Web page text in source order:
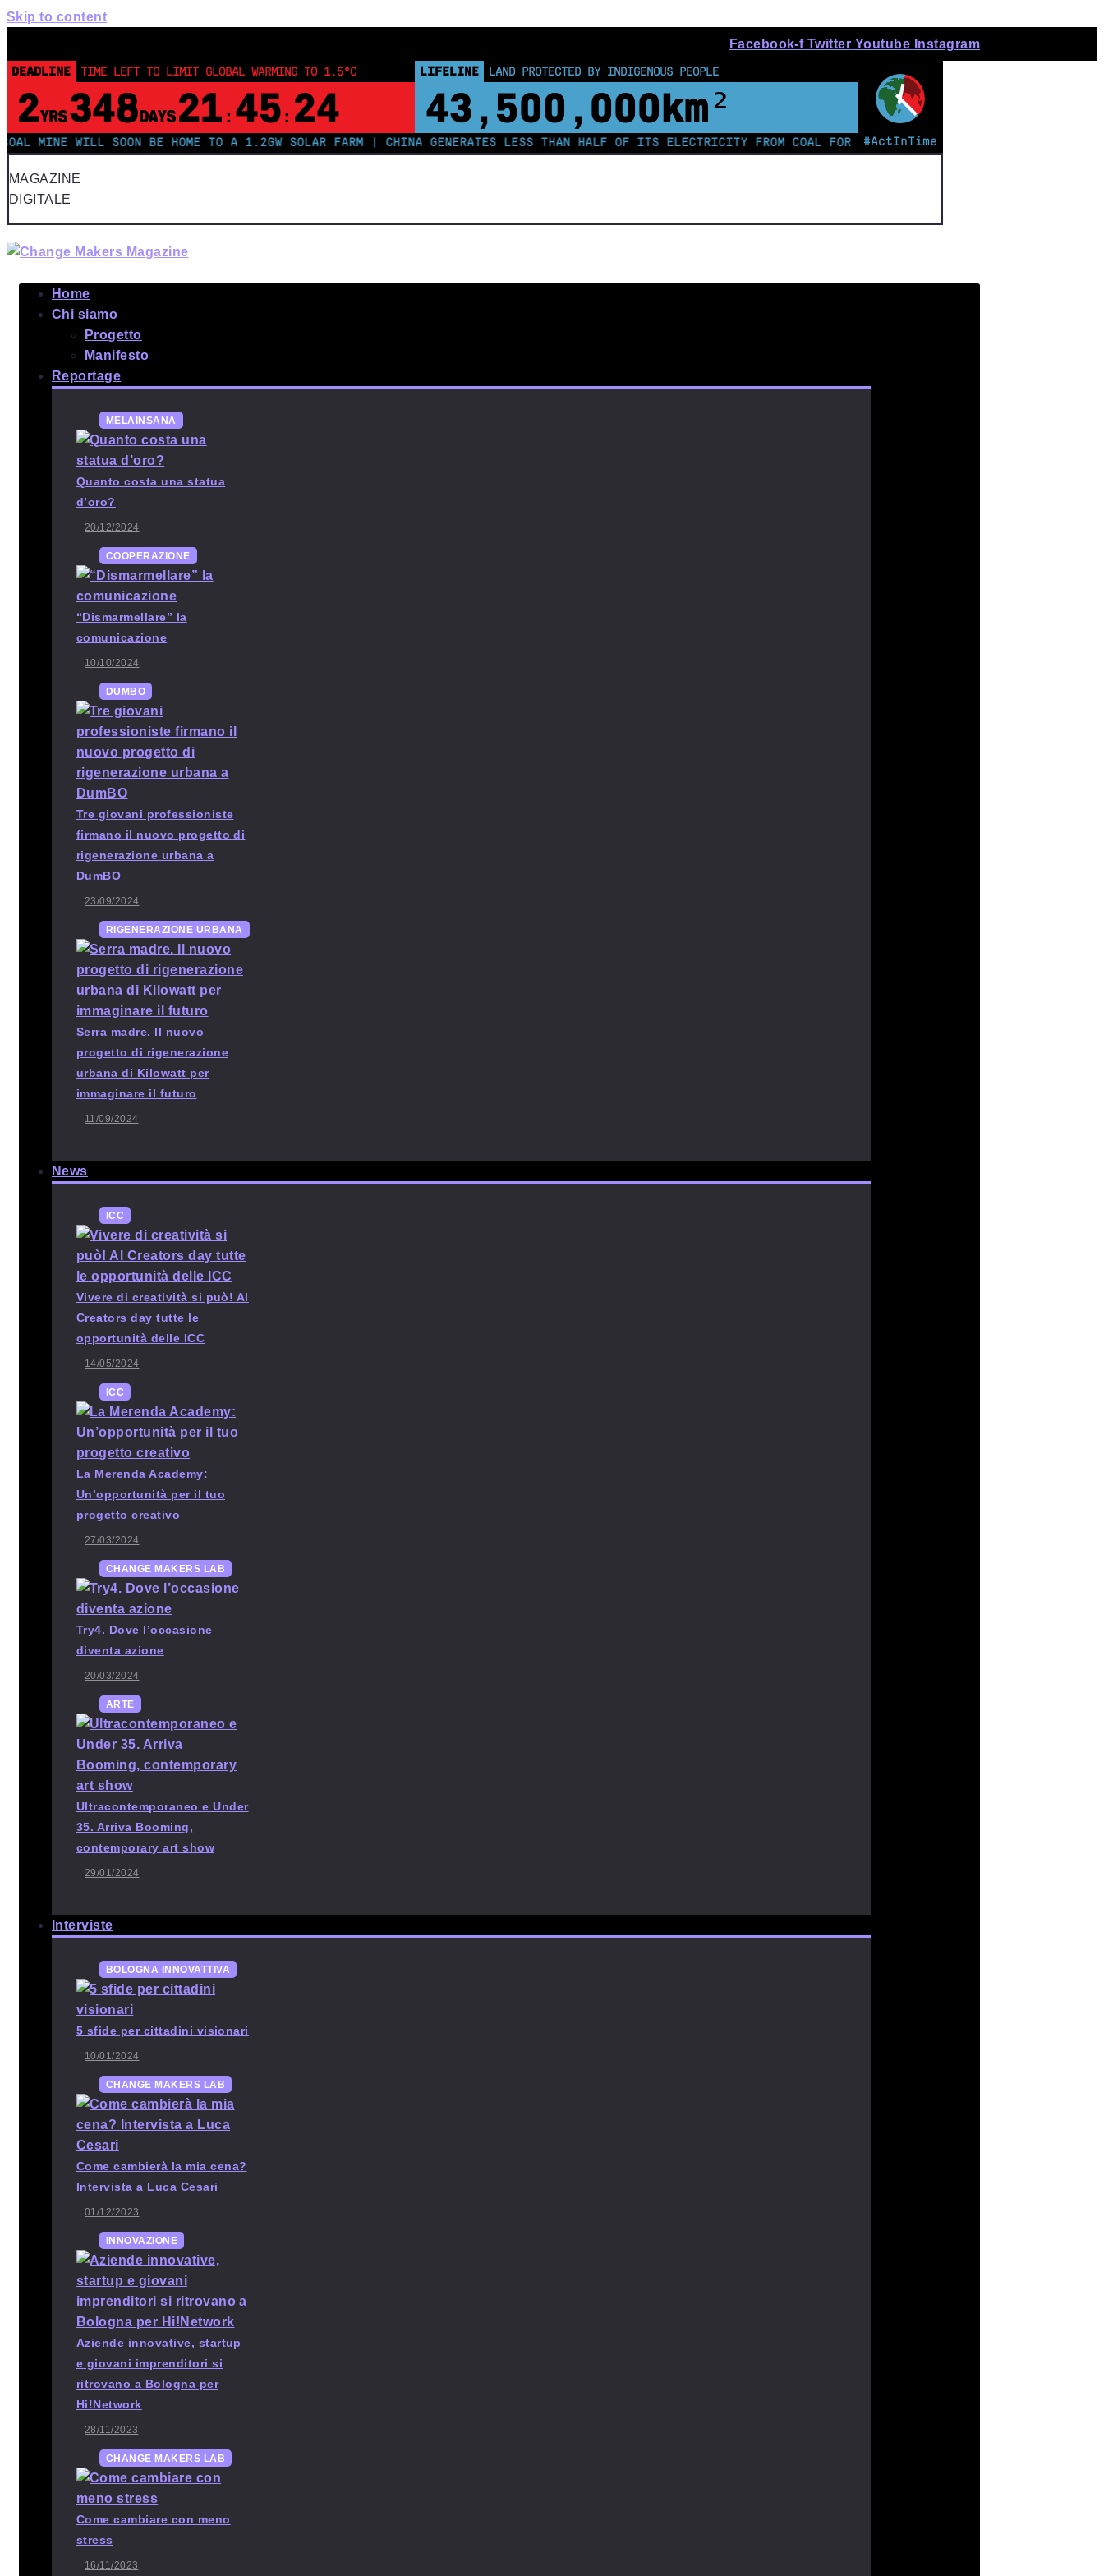
Skip to content
Facebook-f Twitter Youtube Instagram
#ActInTime
DEADLINE TIME LEFT TO LIMIT GLOBAL WARMING TO 1.5°C
2YRS348DAYS 21 : 45 : 24
LIFELINE LAND PROTECTED BY INDIGENOUS PEOPLE
43,500,000km²
WILL SOON BE HOME TO A 1.2GW SOLAR FARM | CHINA GENERATES LESS THAN HALF OF ITS ELECTRICITY FROM COAL FOR THE FIRST TIME | KENYAN TEEN LEADS
MAGAZINE
DIGITALE
Home
Chi siamo
Progetto
Manifesto
Reportage
MELAINSANA
Quanto costa una statua
d’oro?
20/12/2024
COOPERAZIONE
“Dismarmellare” la
comunicazione
10/10/2024
DUMBO
Tre giovani professioniste
firmano il nuovo progetto di
rigenerazione urbana a
DumBO
23/09/2024
RIGENERAZIONE URBANA
Serra madre. Il nuovo
progetto di rigenerazione
urbana di Kilowatt per
immaginare il futuro
11/09/2024
News
ICC
Vivere di creatività si può! Al
Creators day tutte le
opportunità delle ICC
14/05/2024
ICC
La Merenda Academy:
Un’opportunità per il tuo
progetto creativo
27/03/2024
CHANGE MAKERS LAB
Try4. Dove l’occasione
diventa azione
20/03/2024
ARTE
Ultracontemporaneo e Under
35. Arriva Booming,
contemporary art show
29/01/2024
Interviste
BOLOGNA INNOVATTIVA
5 sfide per cittadini visionari
10/01/2024
CHANGE MAKERS LAB
Come cambierà la mia cena?
Intervista a Luca Cesari
01/12/2023
INNOVAZIONE
Aziende innovative, startup
e giovani imprenditori si
ritrovano a Bologna per
Hi!Network
28/11/2023
CHANGE MAKERS LAB
Come cambiare con meno
stress
16/11/2023